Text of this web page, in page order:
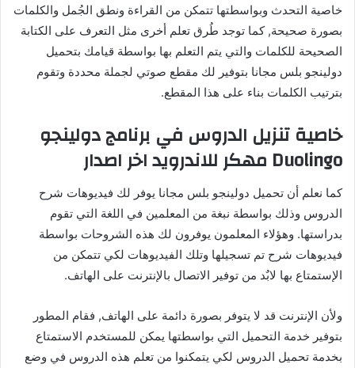
خاصية التحدث وبواسطتها تتمكن من القراءة ونطق الجُمل والكلمات
بصورة صحيحة, كما توجد طُرق تعلم أخرى مثل التعرف على الكتابة
الصحيحة للكلمات والتي يتم التعلم بها بواسطة قيامك بتحميل
دولينجو بلس مجانا بتوفير لك مقطع صوتي لجملة محددة وتقوم
بترتيب الكلمات بناء على هذا المقطع.
خاصية تنزيل الدروس في برنامج دولينجو
Duolingo مهكر للاندرويد اخر اصدار
كما نعلم أن تحميل دولينجو بلس مجانا يوفر لك فيديوهات شرح
الدروس وذلك بواسطة نبغة من المعلمين في اللغة التي تقوم
بدراستها. وهؤلاء المعلمون يوفرون لك هذه الشروحات بواسطة
فيديوهات شرح تم تسجيلها وتلك الفيديوهات لكي تتمكن من
الإستمتاع بها لابٌد من توفير الاتصال بالإنترنت على الهاتف.
ولأن الإنترنت قد لا يتوفر بصورة دائمة على الهاتف, فقام المطور
بتوفير خدمة التحميل التي بواسطتها يمكن للمستخدم الاستمتاع
بخدمة تحميل الدروس لكي يتمكنوا من تعلم هذه الدروس في وضع